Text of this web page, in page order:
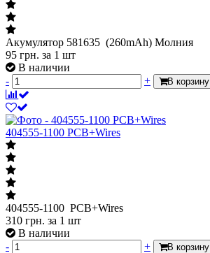
Акумулятор 581635 (260mAh) Молния
95 грн. за 1 шт
В наличии
-
+ В корзину
404555-1100 PCB+Wires
404555-1100 PCB+Wires
310 грн. за 1 шт
В наличии
-
+ В корзину